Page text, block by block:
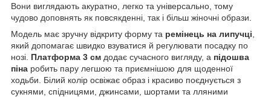
Вони виглядають акуратно, легко та універсально, тому
чудово доповнять як повсякденні, так і більш жіночні образи.
Модель має зручну відкриту форму та ремінець на липучці
який допомагає швидко взуватися й регулювати посадку по
нозі. Платформа 3 см додає сучасного вигляду, а підошва
піна робить пару легшою та приємнішою для щоденної
ходьби. Білий колір освіжає образ і красиво поєднується з
сукнями, спідницями, джинсами, шортами та лляними